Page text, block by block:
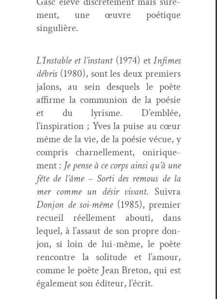
ment, une œuvre poé­tique
singulière.
L’Instable et l’instant(1974) etInfimes
débris(1980), sont les deux pre­miers
jalons, au sein desquels le poète
affirme la com­mu­nion de la poésie
et du lyrisme. D’emblée,
l’inspiration ; Yves la puise au cœur
même de la vie, de la poésie vécue, y
com­pris char­nelle­ment, onirique­
ment : Je pense à ce corps ain­si qu’à une
fête de l’âme – Sor­ti des remous de la
mer comme un désir vivant. Suiv­ra
Don­jon de soi-même(1985), pre­mier
recueil réelle­ment abouti, dans
lequel, à l’assaut de son pro­pre don­
jon, si loin de lui-même, le poète
ren­con­tre la soli­tude et l’amour,
comme le poète Jean Bre­ton, qui est
égale­ment son édi­teur, l’écrit.